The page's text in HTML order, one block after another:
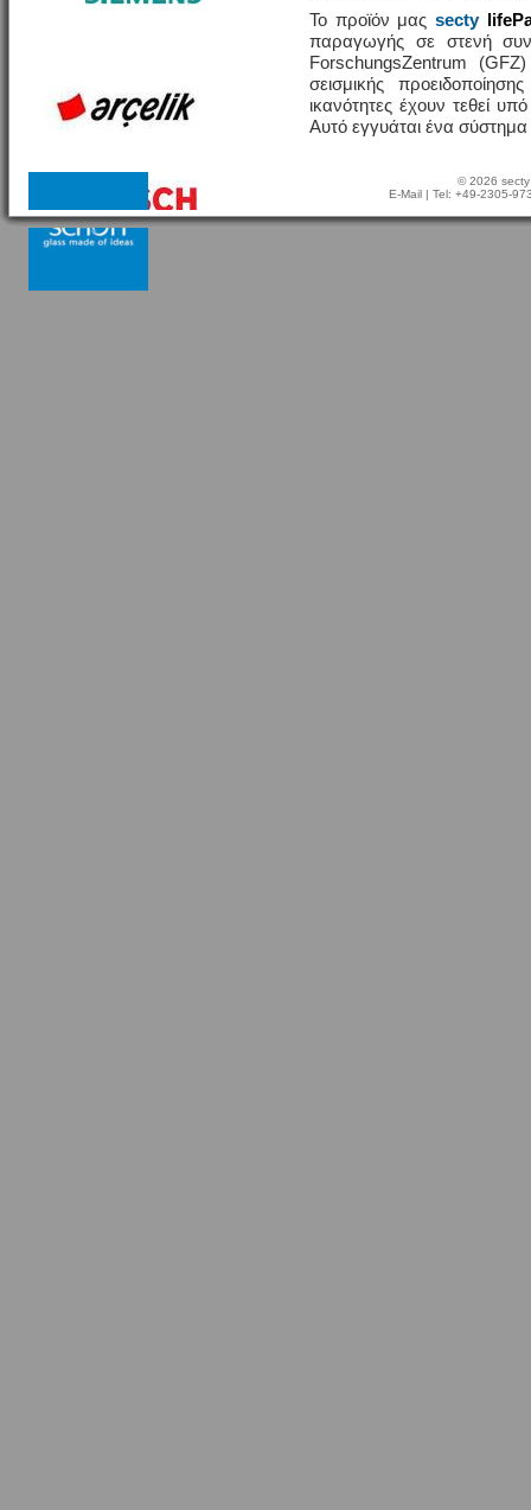
Το προϊόν μας secty
παραγωγής σε στενή
ForschungsZentrum
σεισμικής
ικανότητες έχουν τεθεί
Αυτό εγγυάται ένα
© 2026
E-Mail | Tel: +49-2305-